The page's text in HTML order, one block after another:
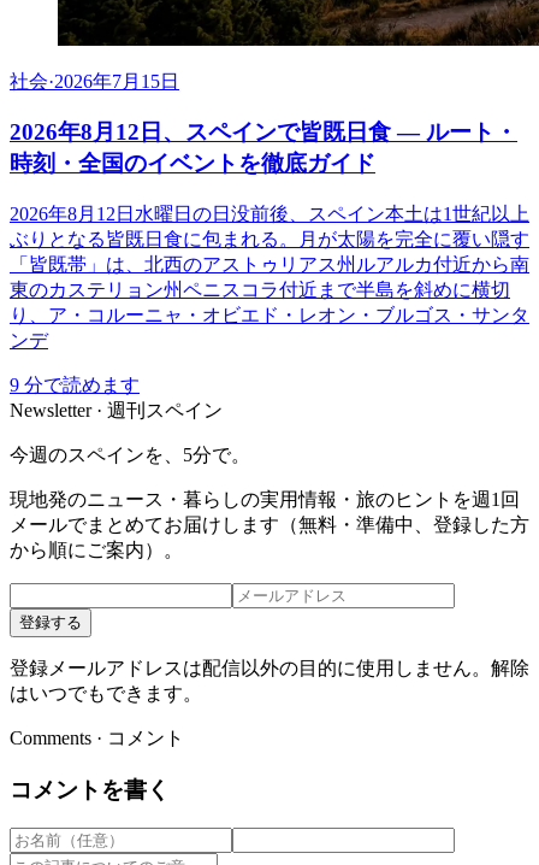
社会·2026年7月15日
2026年8月12日、スペインで皆既日食 ― ルート・
時刻・全国のイベントを徹底ガイド
2026年8月12日水曜日の日没前後、スペイン本土は1世紀以上
ぶりとなる皆既日食に包まれる。月が太陽を完全に覆い隠す
「皆既帯」は、北西のアストゥリアス州ルアルカ付近から南
東のカステリョン州ペニスコラ付近まで半島を斜めに横切
り、ア・コルーニャ・オビエド・レオン・ブルゴス・サンタ
ンデ
9 分で読めます
Newsletter · 週刊スペイン
今週のスペインを、5分で。
現地発のニュース・暮らしの実用情報・旅のヒントを週1回
メールでまとめてお届けします（無料・準備中、登録した方
から順にご案内）。
登録する
登録メールアドレスは配信以外の目的に使用しません。解除
はいつでもできます。
Comments · コメント
コメントを書く